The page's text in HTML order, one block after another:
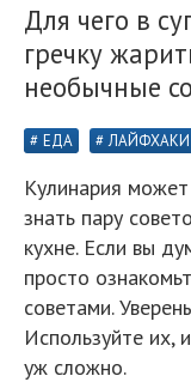
Для чего в
гречку
необычные
ЕДА ЛАЙФХАКИ
Кулинария
знать пару
кухне. Если вы
просто
советами.
Используйте их,
уж сложно.